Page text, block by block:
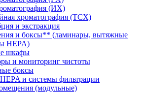
(ИХ)
хроматография (ТСХ)
и экстракция
и боксы** (ламинары, вытяжные
HEPA)
шкафы
и мониторинг чистоты
боксы
и системы фильтрации
(модульные)